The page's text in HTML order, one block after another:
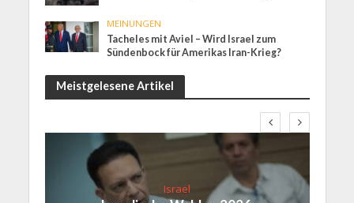
MEINUNGEN
Tacheles mit Aviel – Wird Israel zum
Sündenbock für Amerikas Iran-Krieg?
Meistgelesene Artikel
Israel